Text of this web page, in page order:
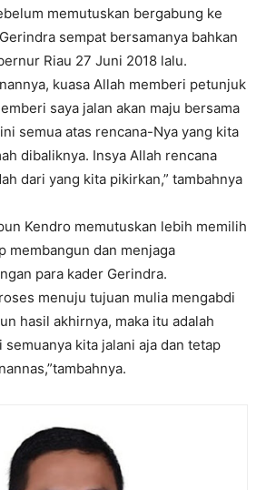
memutuskan bergabung ke
sempat bersamanya bahkan
Riau 27 Juni 2018 lalu.
kuasa Allah memberi petunjuk
saya jalan akan maju bersama
semua atas rencana-Nya yang kita
dibaliknya. Insya Allah rencana
dari yang kita pikirkan,” tambahnya
Kendro memutuskan lebih memilih
membangun dan menjaga
para kader Gerindra.
menuju tujuan mulia mengabdi
hasil akhirnya, maka itu adalah
kita jalani aja dan tetap